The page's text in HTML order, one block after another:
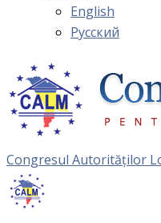
English
Русский
Congresul Autorităţilor